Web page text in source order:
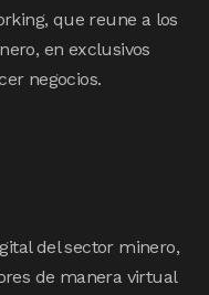
que reune a los
en exclusivos
negocios.
del sector minero,
de manera virtual